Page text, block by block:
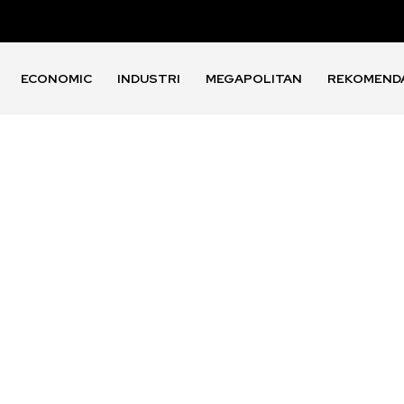
ECONOMIC INDUSTRI MEGAPOLITAN